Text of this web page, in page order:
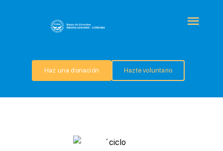
QUIÉNES SOMOS
Haz una donación Hazte voluntario